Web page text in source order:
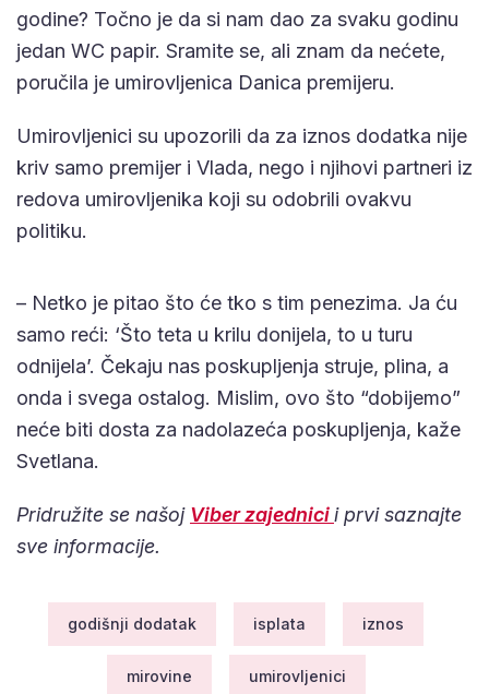
godine? Točno je da si nam dao za svaku godinu
jedan WC papir. Sramite se, ali znam da nećete,
poručila je umirovljenica Danica premijeru.
Umirovljenici su upozorili da za iznos dodatka nije
kriv samo premijer i Vlada, nego i njihovi partneri iz
redova umirovljenika koji su odobrili ovakvu
politiku.
– Netko je pitao što će tko s tim penezima. Ja ću
samo reći: ‘Što teta u krilu donijela, to u turu
odnijela’. Čekaju nas poskupljenja struje, plina, a
onda i svega ostalog. Mislim, ovo što “dobijemo”
neće biti dosta za nadolazeća poskupljenja, kaže
Svetlana.
Pridružite se našoj Viber zajednicii prvi saznajte
sve informacije.
godišnji dodatak isplata iznos
mirovine umirovljenici